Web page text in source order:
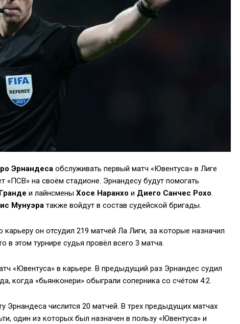
Эрнандеса обслуживать первый матч «Ювентуса» в Лиге
«ПСВ» на своём стадионе. Эрнандесу будут помогать
и лайнсмены Хосе Наранхо и Диего Санчес Рохо.
Мунуэра также войдут в состав судейской бригады.
он отсудил 219 матчей Ла Лиги, за которые назначил
в этом турнире судья провёл всего 3 матча.
«Ювентуса» в карьере. В предыдущий раз Эрнандес судил
когда «бьянконери» обыграли соперника со счётом 4:2.
Эрнандеса числится 20 матчей. В трех предыдущих матчах
один из которых был назначен в пользу «Ювентуса» и